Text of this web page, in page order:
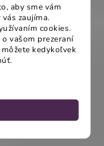
aby sme vám
zaujíma.
cookies.
vašom prezeraní
kedykoľvek